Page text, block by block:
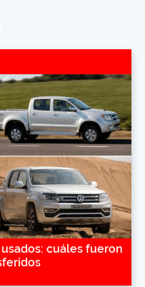
cuáles fueron